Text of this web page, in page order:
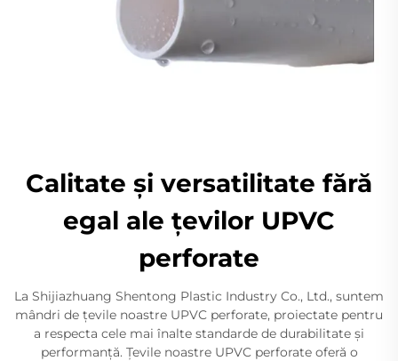
Calitate și versatilitate fără
egal ale țevilor UPVC
perforate
La Shijiazhuang Shentong Plastic Industry Co., Ltd., suntem
mândri de țevile noastre UPVC perforate, proiectate pentru
a respecta cele mai înalte standarde de durabilitate și
performanță. Țevile noastre UPVC perforate oferă o